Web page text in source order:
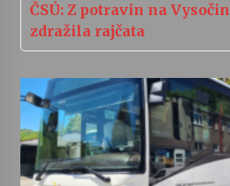
ČSÚ: Z potravin na
zdražila rajčata